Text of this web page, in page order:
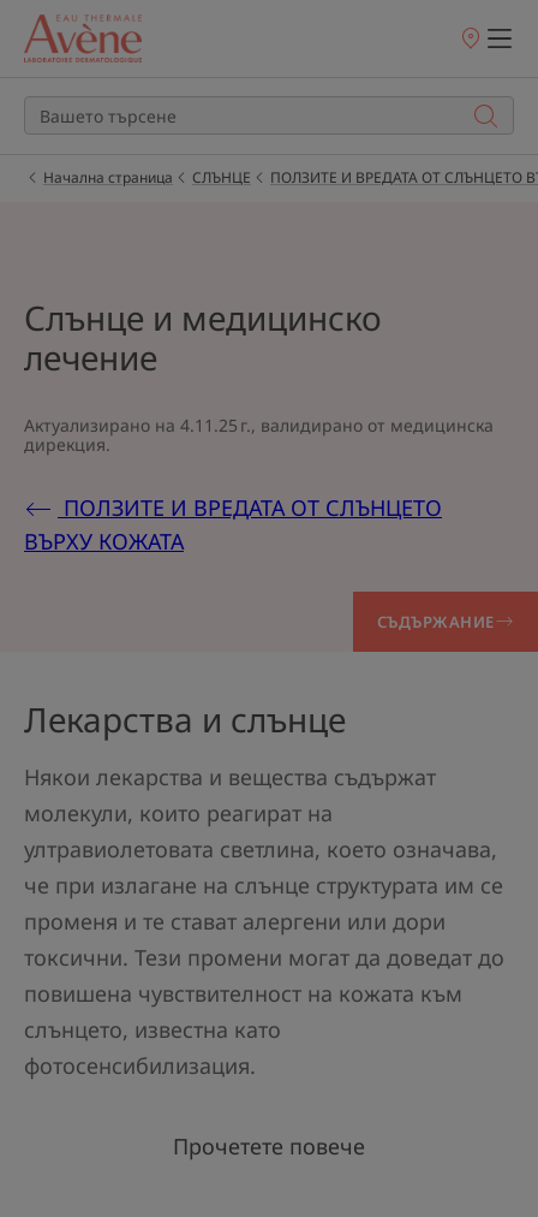
Точки
Начална страница СЛЪНЦЕ ПОЛЗИТЕ И ВРЕДАТА ОТ СЛЪНЦЕТО
Слънце и медицинско
лечение
Актуализирано на 4.11.25 г., валидирано от медицинска
дирекция.
ПОЛЗИТЕ И ВРЕДАТА ОТ СЛЪНЦЕТО
ВЪРХУ КОЖАТА
СЪДЪРЖАНИЕ
Лекарства и слънце
Някои лекарства и вещества съдържат
молекули, които реагират на
ултравиолетовата светлина, което означава,
че при излагане на слънце структурата им се
променя и те стават алергени или дори
токсични. Тези промени могат да доведат до
повишена чувствителност на кожата към
слънцето, известна като
фотосенсибилизация.
Прочетете повече